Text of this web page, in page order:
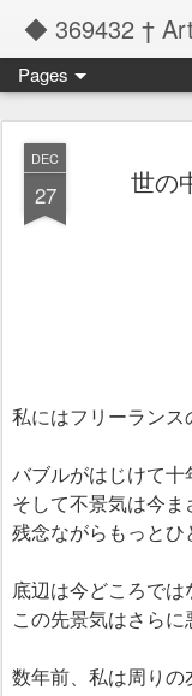
◆ 369432 †
Pages
DEC
27 世の
私にはフリーランス
バブルがはじけて十
そして不景気は今
残念ながらもっとひ
底辺は今どころでは
この先景気はさらに
数年前、私は周りの